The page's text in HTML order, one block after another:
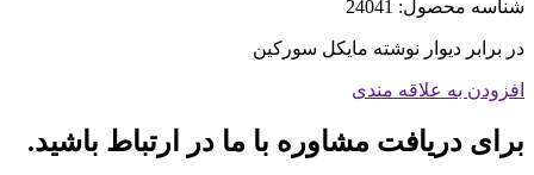
شناسه محصول: 24041
در برابر دیوار نوشته مایکل سورکین
افزودن به علاقه مندی
برای دریافت مشاوره با ما در ارتباط باشید.